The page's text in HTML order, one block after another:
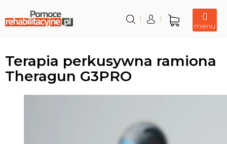
treści
Koszyk
Terapia perkusywna ramiona
Theragun G3PRO